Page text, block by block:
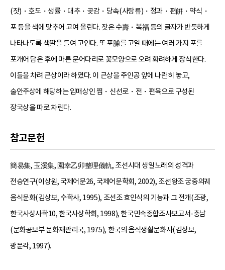
(잣)・호도・생률・대추・곶감・당속(사탕류)・정과・편餠・약식・
포 등을 색에 맞추어 고여 올린다. 잣은 수壽・복福 등의 글자가 반듯하게
나타나도록 색깔을 들여 고인다. 또 포脯를 고일 때에는 여러 가지 포를
포개어 담은 후에 마른 문어다리로 꽃모양으로 오려 화려하게 장식한다.
이들을 차려 큰상이라 하였다. 이 큰상을 주인공 앞에 나란히 놓고,
술안주상에 해당하는 입매상인 찜・신선로・전・편육으로 구성된
장국상을 따로 차린다.
참고문헌
簡易集, 玉溪集, 園幸乙卯整理儀軌, 조선시대 생일노래의 성격과
전승연구(이상원, 국제어문26, 국제어문학회, 2002), 조선왕조 궁중의궤
음식문화(김상보, 수학사, 1995), 조선조 효인식의 기능과 그 전개(조광,
한국사상사학10, 한국사상학회, 1998), 한국민속종합조사보고서-충남
(문화공보부 문화재관리국, 1975), 한국의 음식생활문화사(김상보,
광문각, 1997).